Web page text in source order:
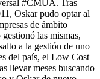
#CMUA. Tras
Oskar pudo optar al
de ámbito
las mismas,
a la gestión de uno
del país, el Low Cost
llevar meses buscando